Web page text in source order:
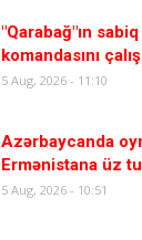
"Qarabağ"ın
komandasını
5 Aug, 2026 - 11:10
Azərbaycanda
Ermənistana üz
5 Aug, 2026 - 10:51